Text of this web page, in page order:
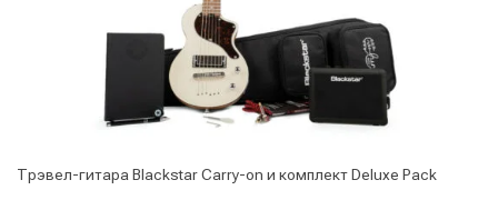
Трэвел-гитара Blackstar Carry-on и комплект Deluxe Pack